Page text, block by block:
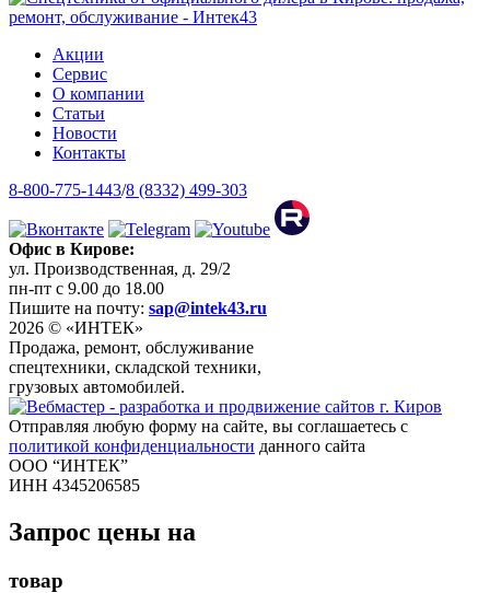
Акции
Сервис
О компании
Статьи
Новости
Контакты
8-800-775-1443/8 (8332) 499-303
Офис в Кирове:
ул. Производственная, д. 29/2
пн-пт с 9.00 до 18.00
Пишите на почту: sap@intek43.ru
2026 © «ИНТЕК»
Продажа, ремонт, обслуживание
спецтехники, складской техники,
грузовых автомобилей.
Отправляя любую форму на сайте, вы соглашаетесь с
политикой конфиденциальности данного сайта
ООО “ИНТЕК”
ИНН 4345206585
Запрос цены на
товар